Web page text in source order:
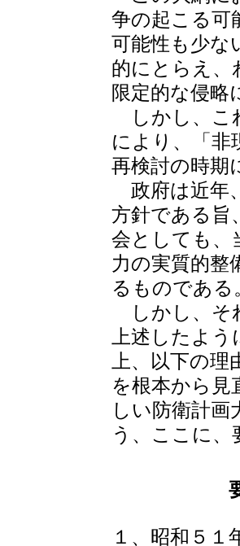
争の起こる可
可能性も少な
的にとらえ、
限定的な侵略
しかし、こ
により、「非
再検討の時期
政府は近年
方針である旨
会としても、
力の実質的整
るものである
しかし、そ
上述したよ
上、以下の
を根本から見
しい防衛計
う、ここに、
１、昭和５１